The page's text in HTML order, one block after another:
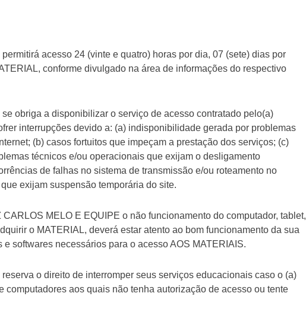
acesso 24 (vinte e quatro) horas por dia, 07 (sete) dias por
conforme divulgado na área de informações do respectivo
obriga a disponibilizar o serviço de acesso contratado pelo(a)
interrupções devido a: (a) indisponibilidade gerada por problemas
(b) casos fortuitos que impeçam a prestação dos serviços; (c)
técnicos e/ou operacionais que exijam o desligamento
de falhas no sistema de transmissão e/ou roteamento no
exijam suspensão temporária do site.
MELO E EQUIPE o não funcionamento do computador, tablet,
o MATERIAL, deverá estar atento ao bom funcionamento da sua
softwares necessários para o acesso AOS MATERIAIS.
o direito de interromper seus serviços educacionais caso o (a)
computadores aos quais não tenha autorização de acesso ou tente